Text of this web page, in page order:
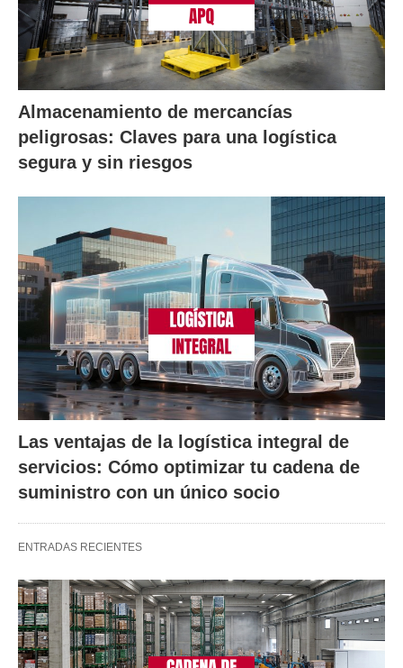
Almacenamiento de mercancías
peligrosas: Claves para una logística
segura y sin riesgos
Las ventajas de la logística integral de
servicios: Cómo optimizar tu cadena de
suministro con un único socio
ENTRADAS RECIENTES